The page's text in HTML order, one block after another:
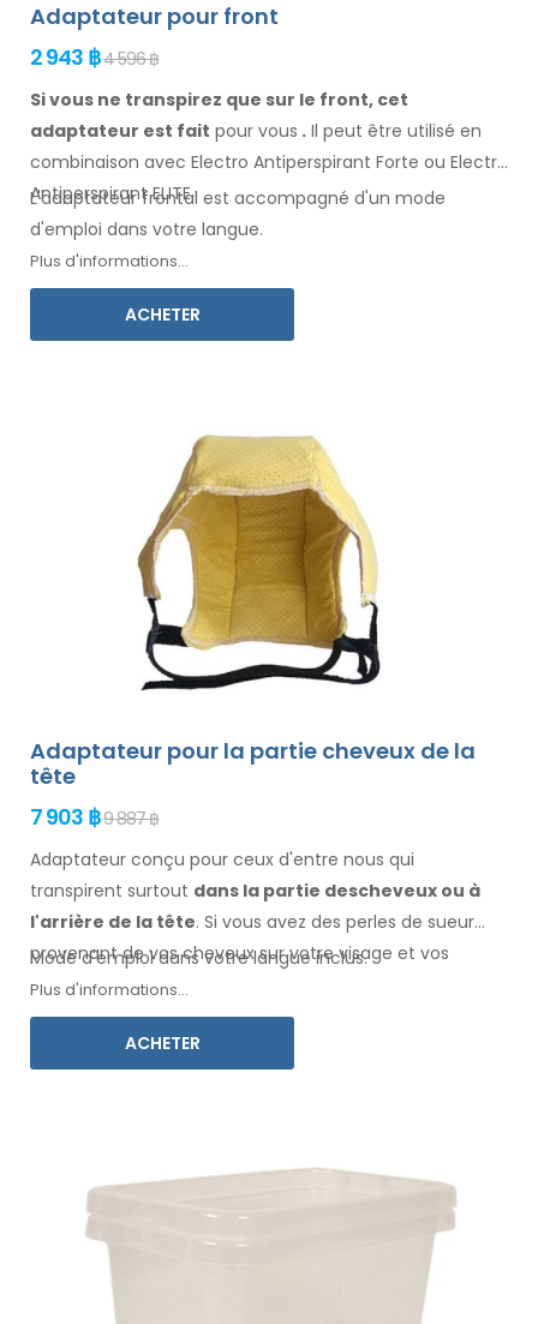
Adaptateur pour front
2 943 ฿4 596 ฿
Si vous ne transpirez que sur le front, cet
adaptateur est fait pour vous . Il peut être utilisé en
combinaison avec Electro Antiperspirant Forte ou Electro
Antiperspirant ELITE.
L'adaptateurfrontal est accompagné d'un mode
d'emploi dans votre langue.
Plus d'informations...
ACHETER
Adaptateur pour la partie cheveux de la
tête
7 903 ฿9 887 ฿
Adaptateur conçu pour ceux d'entre nous qui
transpirent surtout dans la partie descheveux ou à
l'arrière de la tête. Si vous avez des perles de sueur
provenant de vos cheveuxsur votre visage et vos
vêtements, cet adaptateur, associé à Electro
Antiperspirant Forte ou Electro Antiperspirant ELITE, est
fait pour vous.
Mode d'emploi dans votre langue inclus.
Plus d'informations...
ACHETER